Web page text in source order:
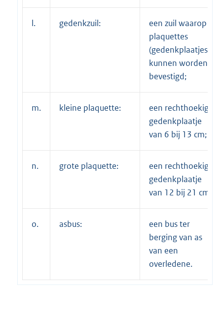
l. gedenkzuil:
een zuil waarop
plaquettes
(gedenkplaatjes)
kunnen worden
bevestigd;
m. kleine plaquette:
een rechthoekig
gedenkplaatje
van 6 bij 13 cm;
n. grote plaquette:
een rechthoekig
gedenkplaatje
van 12 bij 21 cm,
o. asbus:
een bus ter
berging van as
van een
overledene.